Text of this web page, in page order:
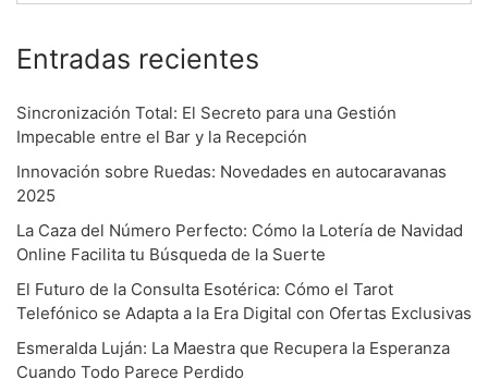
Entradas recientes
Sincronización Total: El Secreto para una Gestión
Impecable entre el Bar y la Recepción
Innovación sobre Ruedas: Novedades en autocaravanas
2025
La Caza del Número Perfecto: Cómo la Lotería de Navidad
Online Facilita tu Búsqueda de la Suerte
El Futuro de la Consulta Esotérica: Cómo el Tarot
Telefónico se Adapta a la Era Digital con Ofertas Exclusivas
Esmeralda Luján: La Maestra que Recupera la Esperanza
Cuando Todo Parece Perdido